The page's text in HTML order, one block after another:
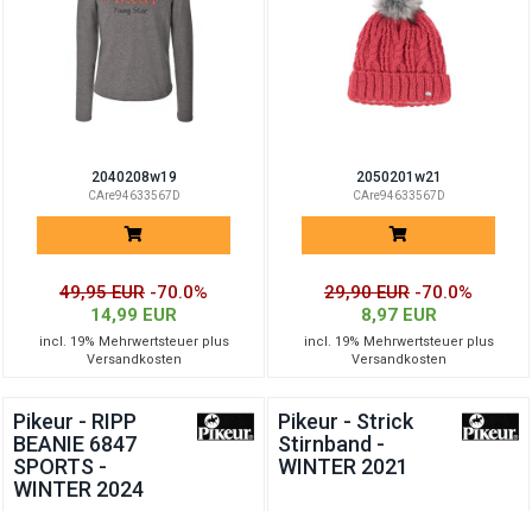
2040208w19
CAre94633567D
49,95 EUR -70.0%
14,99 EUR
incl. 19% Mehrwertsteuer plus
Versandkosten
2050201w21
CAre94633567D
29,90 EUR -70.0%
8,97 EUR
incl. 19% Mehrwertsteuer plus
Versandkosten
Pikeur - RIPP
BEANIE 6847
SPORTS -
WINTER 2024
Pikeur - Strick
Stirnband -
WINTER 2021